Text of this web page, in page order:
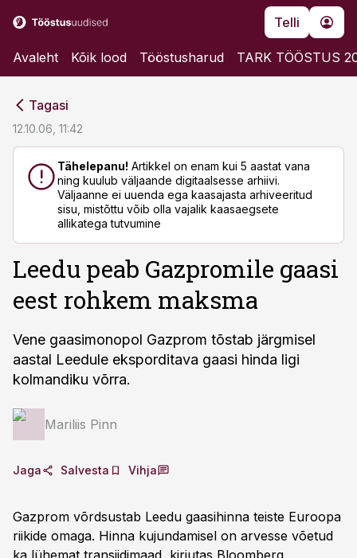
Telli
Avaleht Kõik lood Tööstusharud TARK TÖÖSTUS
Tagasi
12.10.06, 11:42
Tähelepanu! Artikkel on enam kui 5 aastat vana
ning kuulub väljaande digitaalsesse arhiivi.
Väljaanne ei uuenda ega kaasajasta arhiveeritud
sisu, mistõttu võib olla vajalik kaasaegsete
allikatega tutvumine
Leedu peab Gazpromile gaasi
eest rohkem maksma
Vene gaasimonopol Gazprom tõstab järgmisel
aastal Leedule eksporditava gaasi hinda ligi
kolmandiku võrra.
Mariliis Pinn
Jaga Salvesta Vihja
Gazprom võrdsustab Leedu gaasihinna teiste Euroopa
riikide omaga. Hinna kujundamisel on arvesse võetud
ka lühemat transiidimaad, kirjutas Bloomberg.